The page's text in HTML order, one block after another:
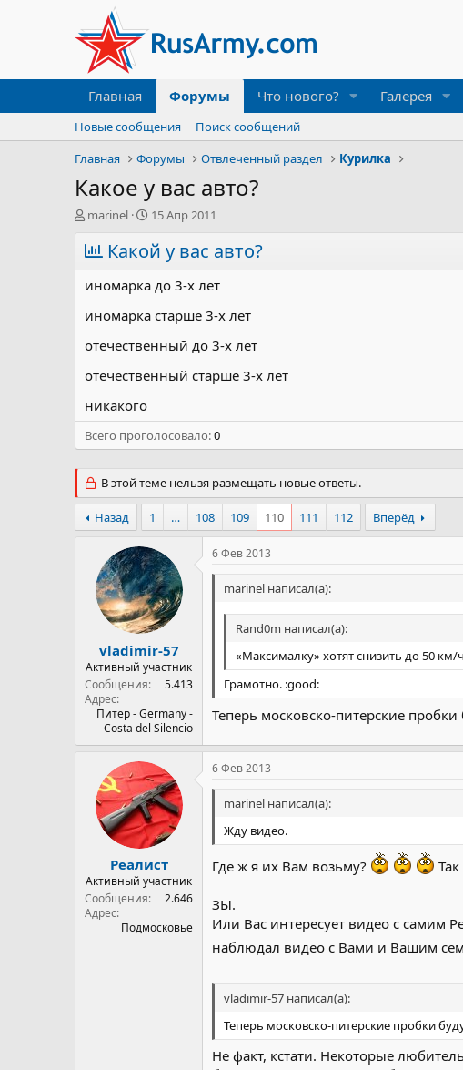
Главная Форумы Что нового? Галерея
Новые сообщения
Поиск сообщений
Главная
Форумы Отвлеченный раздел Курилка
Какое у вас авто?
А
в
т
о
р
т
е
ы
marinel
Д
а
т
а
а
ч
л
15 Апр 2011
Какой у вас авто?
иномарка до 3-х лет
иномарка старше 3-х лет
отечественный до 3-х лет
отечественный старше 3-х лет
никакого
Всего проголосовало 0
В этой теме нельзя размещать новые ответы.
Назад 1 … 108 109 110 111 112 Вперёд
vladimir-57
Активный участник
Сообщения
5.413
Адрес
Питер - Germany -
Costa del Silencio
6 Фев 2013
marinel написал(а):
Rand0m написал(а):
«Максималку» хотят снизить до 50 км/ч
Грамотно. :good:
Теперь московско-питерские
Реалист
Активный участник
Сообщения
2.646
Адрес
Подмосковье
6 Фев 2013
marinel написал(а):
Жду видео.
Где ж я их Вам возьму?
ЗЫ.
Или Вас интересует видео с самим
наблюдал видео с Вами и Вашим
vladimir-57 написал(а):
Теперь московско-питерские пробки
Не факт, кстати. Некоторые